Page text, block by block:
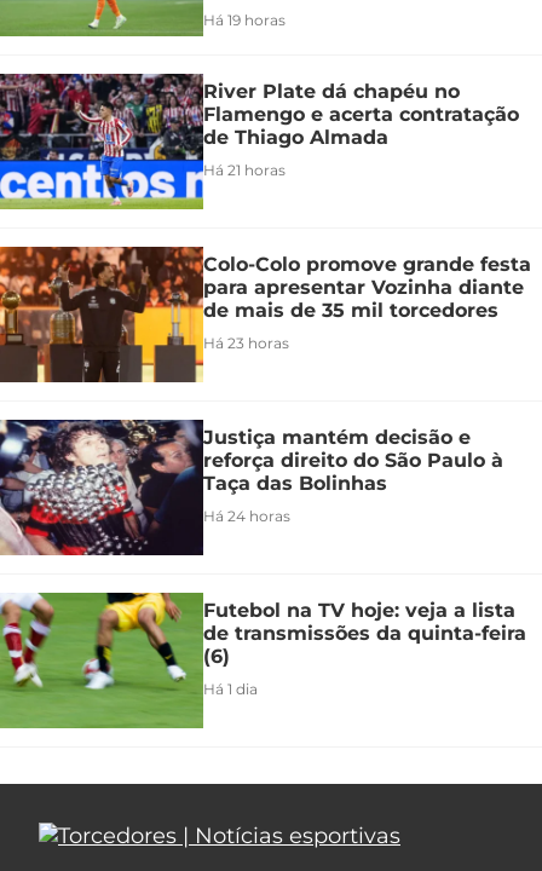
Há 19 horas
River Plate dá chapéu no
Flamengo e acerta contratação
de Thiago Almada
Há 21 horas
Colo-Colo promove grande festa
para apresentar Vozinha diante
de mais de 35 mil torcedores
Há 23 horas
Justiça mantém decisão e
reforça direito do São Paulo à
Taça das Bolinhas
Há 24 horas
Futebol na TV hoje: veja a lista
de transmissões da quinta-feira
(6)
Há 1 dia